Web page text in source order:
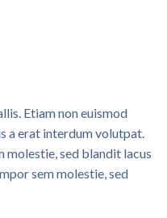
Etiam non euismod
a erat interdum volutpat.
molestie, sed blandit lacus
sem molestie, sed